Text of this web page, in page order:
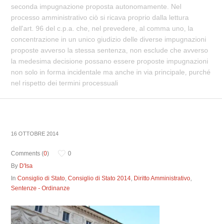
seconda impugnazione proposta autonomamente. Nel
processo amministrativo ciò si ricava proprio dalla lettura
dell'art. 96 del c.p.a. che, nel prevedere, al comma uno, la
concentrazione in un unico giudizio delle diverse impugnazioni
proposte avverso la stessa sentenza, non esclude che avverso
la medesima decisione possano essere proposte impugnazioni
non solo in forma incidentale ma anche in via principale, purché
nel rispetto dei termini processuali
16 OTTOBRE 2014
Comments (0)
0
By D'Isa
InConsiglio di Stato,Consiglio di Stato 2014, Diritto Amministrativo,
Sentenze - Ordinanze